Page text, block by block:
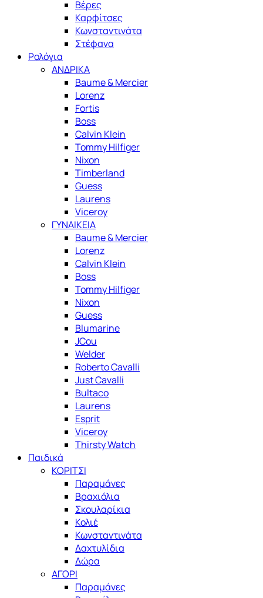
Βέρες
Καρφίτσες
Κωνσταντινάτα
Στέφανα
Ρολόγια
ΑΝΔΡΙΚΑ
Baume & Mercier
Lorenz
Fortis
Boss
Calvin Klein
Tommy Hilfiger
Nixon
Timberland
Guess
Laurens
Viceroy
ΓΥΝΑΙΚΕΙΑ
Baume & Mercier
Lorenz
Calvin Klein
Boss
Tommy Hilfiger
Nixon
Guess
Blumarine
JCou
Welder
Roberto Cavalli
Just Cavalli
Bultaco
Laurens
Esprit
Viceroy
Thirsty Watch
Παιδικά
ΚΟΡΙΤΣΙ
Παραμάνες
Βραχιόλια
Σκουλαρίκια
Κολιέ
Κωνσταντινάτα
Δαχτυλίδια
Δώρα
ΑΓΟΡΙ
Παραμάνες